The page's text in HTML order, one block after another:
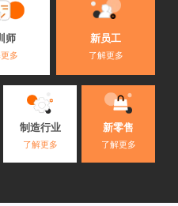
师
多
新员工
了解更多
制造行业
了解更多
新零售
了解更多